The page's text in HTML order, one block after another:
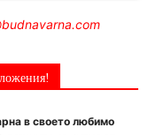
в своето любимо